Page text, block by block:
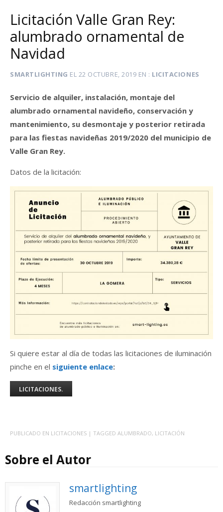
Licitación Valle Gran Rey:
alumbrado ornamental de
Navidad
SMARTLIGHTING EL 22 OCTUBRE, 2019 EN LICITACIONES
Servicio de alquiler, instalación, montaje del
alumbrado ornamental navideño, conservación y
mantenimiento, su desmontaje y posterior retirada
para las fiestas navideñas 2019/2020 del municipio de
Valle Gran Rey.
Datos de la licitación:
Si quiere estar al día de todas las licitaciones de iluminación
pinche en el siguiente enlace:
LICITACIONES.
PUBLICADO EN LICITACIONES | TAGGED ALUMBRADO, LICITACIÓN
Sobre el Autor
smartlighting
Redacción smartlighting